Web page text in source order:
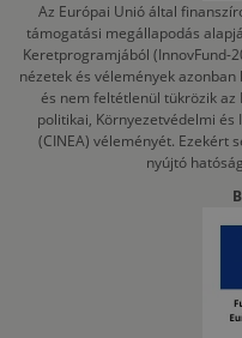
Az Európai Unió által
támogatási megállapodás
Keretprogramjából (InnovFund-
nézetek és vélemények
és nem feltétlenül tükrözik az
politikai, Környezetvédelmi
(CINEA) véleményét. Ezekért
nyújtó